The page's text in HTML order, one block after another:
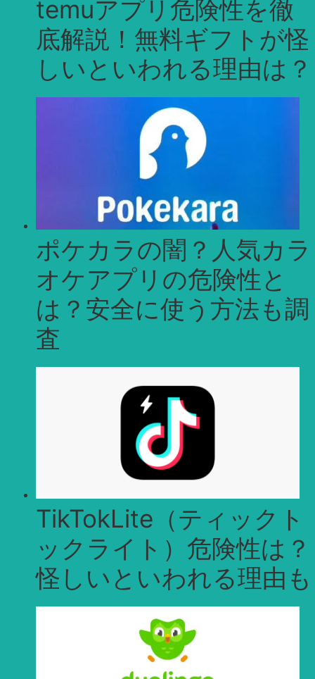
temuアプリ危険性を徹
底解説！無料ギフトが怪
しいといわれる理由は？
ポケカラの闇？人気カラ
オケアプリの危険性と
は？安全に使う方法も調
査
TikTokLite（ティックト
ックライト）危険性は？
怪しいといわれる理由も